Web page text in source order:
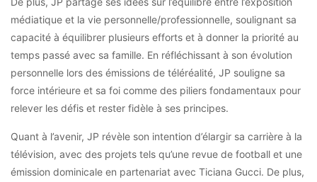
médiatique et la vie personnelle/professionnelle, soulignant sa
capacité à équilibrer plusieurs efforts et à donner la priorité au
temps passé avec sa famille. En réfléchissant à son évolution
personnelle lors des émissions de téléréalité, JP souligne sa
force intérieure et sa foi comme des piliers fondamentaux pour
relever les défis et rester fidèle à ses principes.
Quant à l’avenir, JP révèle son intention d’élargir sa carrière à la
télévision, avec des projets tels qu’une revue de football et une
émission dominicale en partenariat avec Ticiana Gucci. De plus,